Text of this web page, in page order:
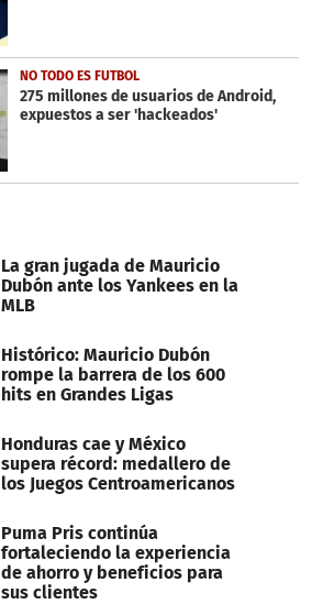
NO TODO ES FUTBOL
275 millones de usuarios de Android,
expuestos a ser 'hackeados'
La gran jugada de Mauricio
Dubón ante los Yankees en la
MLB
Histórico: Mauricio Dubón
rompe la barrera de los 600
hits en Grandes Ligas
Honduras cae y México
supera récord: medallero de
los Juegos Centroamericanos
Puma Pris continúa
fortaleciendo la experiencia
de ahorro y beneficios para
sus clientes